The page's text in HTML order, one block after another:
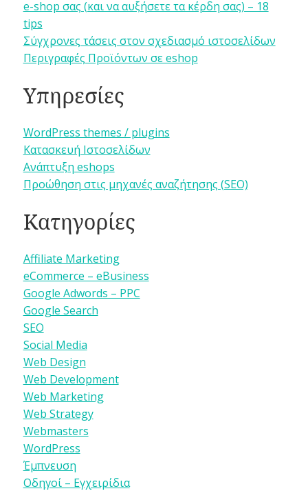
e-shop σας (και να αυξήσετε τα κέρδη σας) – 18
tips
Σύγχρονες τάσεις στον σχεδιασμό ιστοσελίδων
Περιγραφές Προϊόντων σε eshop
Υπηρεσίες
WordPress themes / plugins
Κατασκευή Ιστοσελίδων
Ανάπτυξη eshops
Προώθηση στις μηχανές αναζήτησης (SEO)
Κατηγορίες
Affiliate Marketing
eCommerce – eBusiness
Google Adwords – PPC
Google Search
SEO
Social Media
Web Design
Web Development
Web Marketing
Web Strategy
Webmasters
WordPress
Έμπνευση
Οδηγοί – Εγχειρίδια